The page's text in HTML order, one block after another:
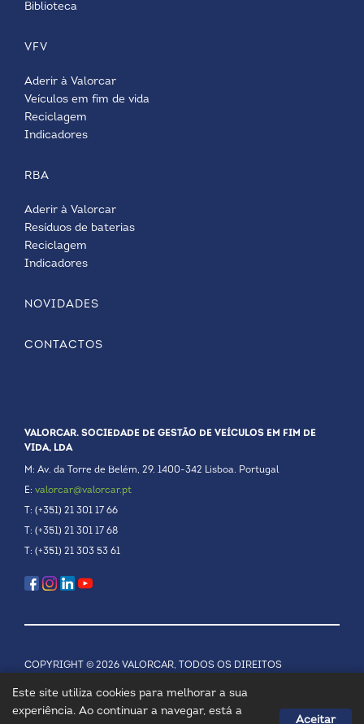
Biblioteca
VFV
Aderir à Valorcar
Veículos em fim de vida
Reciclagem
Indicadores
RBA
Aderir à Valorcar
Resíduos de baterias
Reciclagem
Indicadores
NOVIDADES
CONTACTOS
VALORCAR. SOCIEDADE DE GESTÃO DE VEÍCULOS EM FIM DE
VIDA, LDA
M: Av. da Torre de Belém, 29. 1400-342 Lisboa. Portugal
E: valorcar@valorcar.pt
T: (+351) 21 301 17 66
T: (+351) 21 301 17 68
T: (+351) 21 303 53 61
COPYRIGHT © 2026 VALORCAR, TODOS OS DIREITOS
Este site utiliza cookies para melhorar a sua
experiência. Ao continuar a navegar, está a
Aceitar